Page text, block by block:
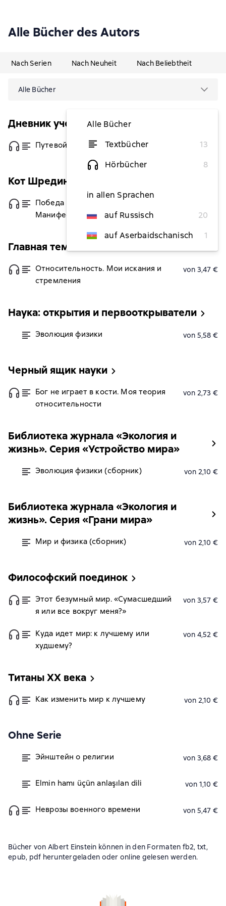
Alle Bücher des Autors
Nach Serien Nach Neuheit Nach Beliebtheit
Alle Bücher
Alle Bücher
Textbücher
13
Hörbücher
8
in allen Sprachen
auf Russisch
20
auf Aserbaidschanisch
1
Дневник ученого
Путевой дневник von 5,58 €
Кот Шредингера
Победа разума над оружием.
Манифесты будущего
Главная тема
Относительность. Мои искания и
стремления
von 3,47 €
Наука: открытия и первооткрыватели
Эволюция физики von 5,58 €
Черный ящик науки
Бог не играет в кости. Моя теория
относительности
von 2,73 €
Библиотека журнала «Экология и
жизнь». Серия «Устройство мира»
Эволюция физики (сборник) von 2,10 €
Библиотека журнала «Экология и
жизнь». Серия «Грани мира»
Мир и физика (сборник) von 2,10 €
Философский поединок
Этот безумный мир. «Сумасшедший
я или все вокруг меня?»
von 3,57 €
Куда идет мир: к лучшему или
худшему?
von 4,52 €
Титаны XX века
Как изменить мир к лучшему von 2,10 €
Ohne Serie
Эйнштейн о религии von 3,68 €
Elmin hamı üçün anlaşılan dili von 1,10 €
Неврозы военного времени von 5,47 €
Bücher von Albert Einstein können in den Formaten fb2, txt,
epub, pdf heruntergeladen oder online gelesen werden.